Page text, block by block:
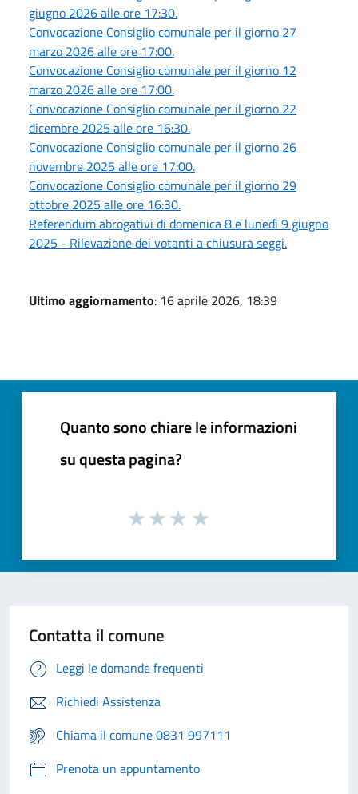
giugno 2026 alle ore 17:30.
Convocazione Consiglio comunale per il giorno 27
marzo 2026 alle ore 17:00.
Convocazione Consiglio comunale per il giorno 12
marzo 2026 alle ore 17:00.
Convocazione Consiglio comunale per il giorno 22
dicembre 2025 alle ore 16:30.
Convocazione Consiglio comunale per il giorno 26
novembre 2025 alle ore 17:00.
Convocazione Consiglio comunale per il giorno 29
ottobre 2025 alle ore 16:30.
Referendum abrogativi di domenica 8 e lunedì 9 giugno
2025 - Rilevazione dei votanti a chiusura seggi.
Ultimo aggiornamento: 16 aprile 2026, 18:39
Quanto sono chiare le informazioni
su questa pagina?
Contatta il comune
Leggi le domande frequenti
Richiedi Assistenza
Chiama il comune 0831 997111
Prenota un appuntamento